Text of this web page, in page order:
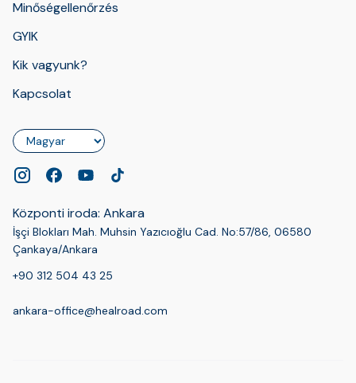
Minőségellenőrzés
GYIK
Kik vagyunk?
Kapcsolat
Nyelv
Központi iroda: Ankara
İşçi Blokları Mah. Muhsin Yazıcıoğlu Cad. No:57/86, 06580
Çankaya/Ankara
+90 312 504 43 25
ankara-office@healroad.com